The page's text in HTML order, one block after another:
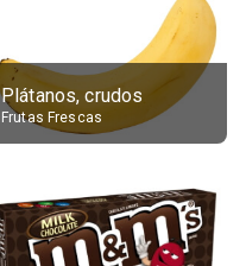
Plátanos, crudos
Frutas Frescas